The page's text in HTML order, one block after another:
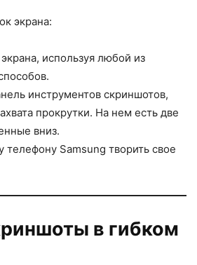
экрана:
используя любой из
инструментов скриншотов,
прокрутки. На нем есть две
вниз.
телефону Samsung творить свое
в гибком